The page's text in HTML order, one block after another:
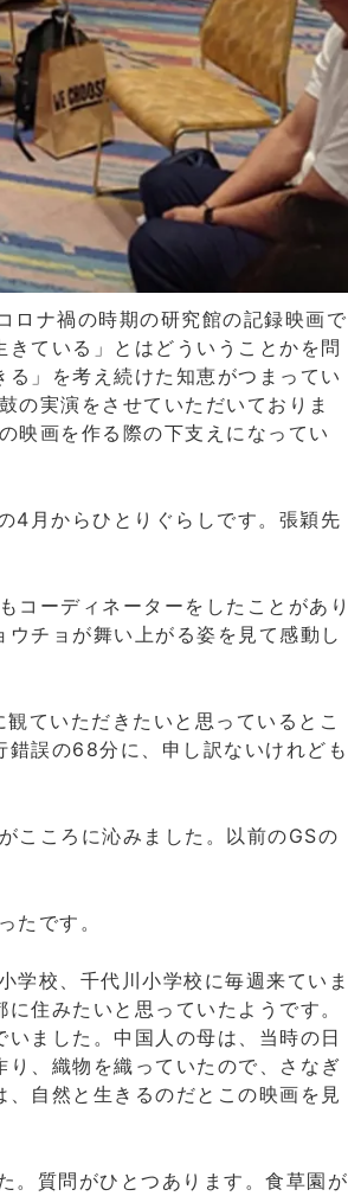
ロナ禍の時期の研究館の記録映画で
ている」とはどういうことかを問
」を考え続けた知恵がつまってい
の実演をさせていただいておりま
映画を作る際の下支えになってい
4月からひとりぐらしです。張穎先
コーディネーターをしたことがあり
チョが舞い上がる姿を見て感動し
ていただきたいと思っているとこ
誤の68分に、申し訳ないけれども
こころに沁みました。以前のGSの
たです。
学校、千代川小学校に毎週来ていま
住みたいと思っていたようです。
ました。中国人の母は、当時の日
、織物を織っていたので、さなぎ
自然と生きるのだとこの映画を見
。質問がひとつあります。食草園が